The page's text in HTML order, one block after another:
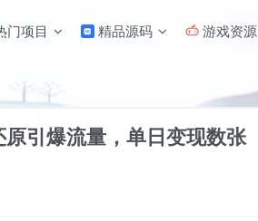
门项目 精品源码 游戏资源
引爆流量，单日变现数张